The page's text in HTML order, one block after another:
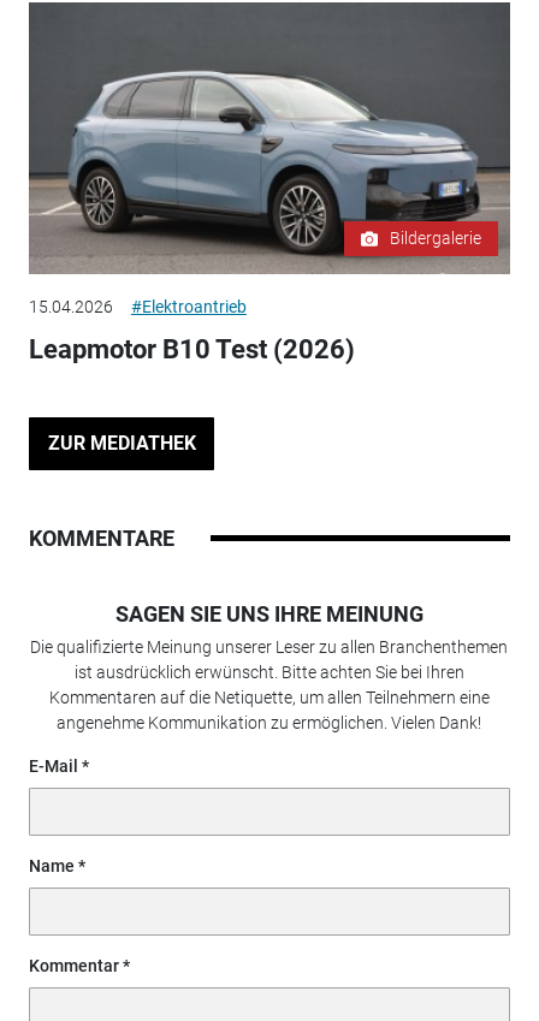
Bildergalerie
15.04.2026 #Elektroantrieb
Leapmotor B10 Test (2026)
ZUR MEDIATHEK
KOMMENTARE
SAGEN SIE UNS IHRE MEINUNG
Die qualifizierte Meinung unserer Leser zu allen Branchenthemen
ist ausdrücklich erwünscht. Bitte achten Sie bei Ihren
Kommentaren auf die Netiquette, um allen Teilnehmern eine
angenehme Kommunikation zu ermöglichen. Vielen Dank!
E-Mail
Name
Kommentar